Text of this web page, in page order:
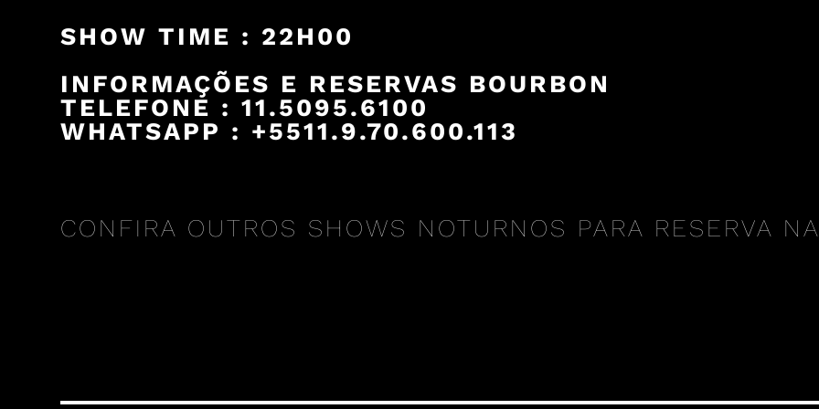
SHOW TIME : 22H00
INFORMAÇÕES E RESERVAS BOURBON
TELEFONE : 11.5095.6100
WHATSAPP : +5511.9.70.600.113
CONFIRA OUTROS SHOWS NOTURNOS PARA RESERVA NA